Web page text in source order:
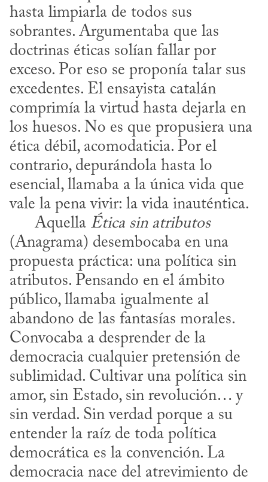
hasta limpiarla de todos sus
sobrantes. Argumentaba que las
doctrinas éticas solían fallar por
exceso. Por eso se proponía talar sus
excedentes. El ensayista catalán
comprimía la virtud hasta dejarla en
los huesos. No es que propusiera una
ética débil, acomodaticia. Por el
contrario, depurándola hasta lo
esencial, llamaba a la única vida que
vale la pena vivir: la vida inauténtica.
      Aquella
Ética sin atributos
(Anagrama) desembocaba en una
propuesta práctica: una política sin
atributos. Pensando en el ámbito
público, llamaba igualmente al
abandono de las fantasías morales.
Convocaba a desprender de la
democracia cualquier pretensión de
sublimidad. Cultivar una política sin
amor, sin Estado, sin revolución… y
sin verdad. Sin verdad porque a su
entender la raíz de toda política
democrática es la convención. La
democracia nace del atrevimiento de